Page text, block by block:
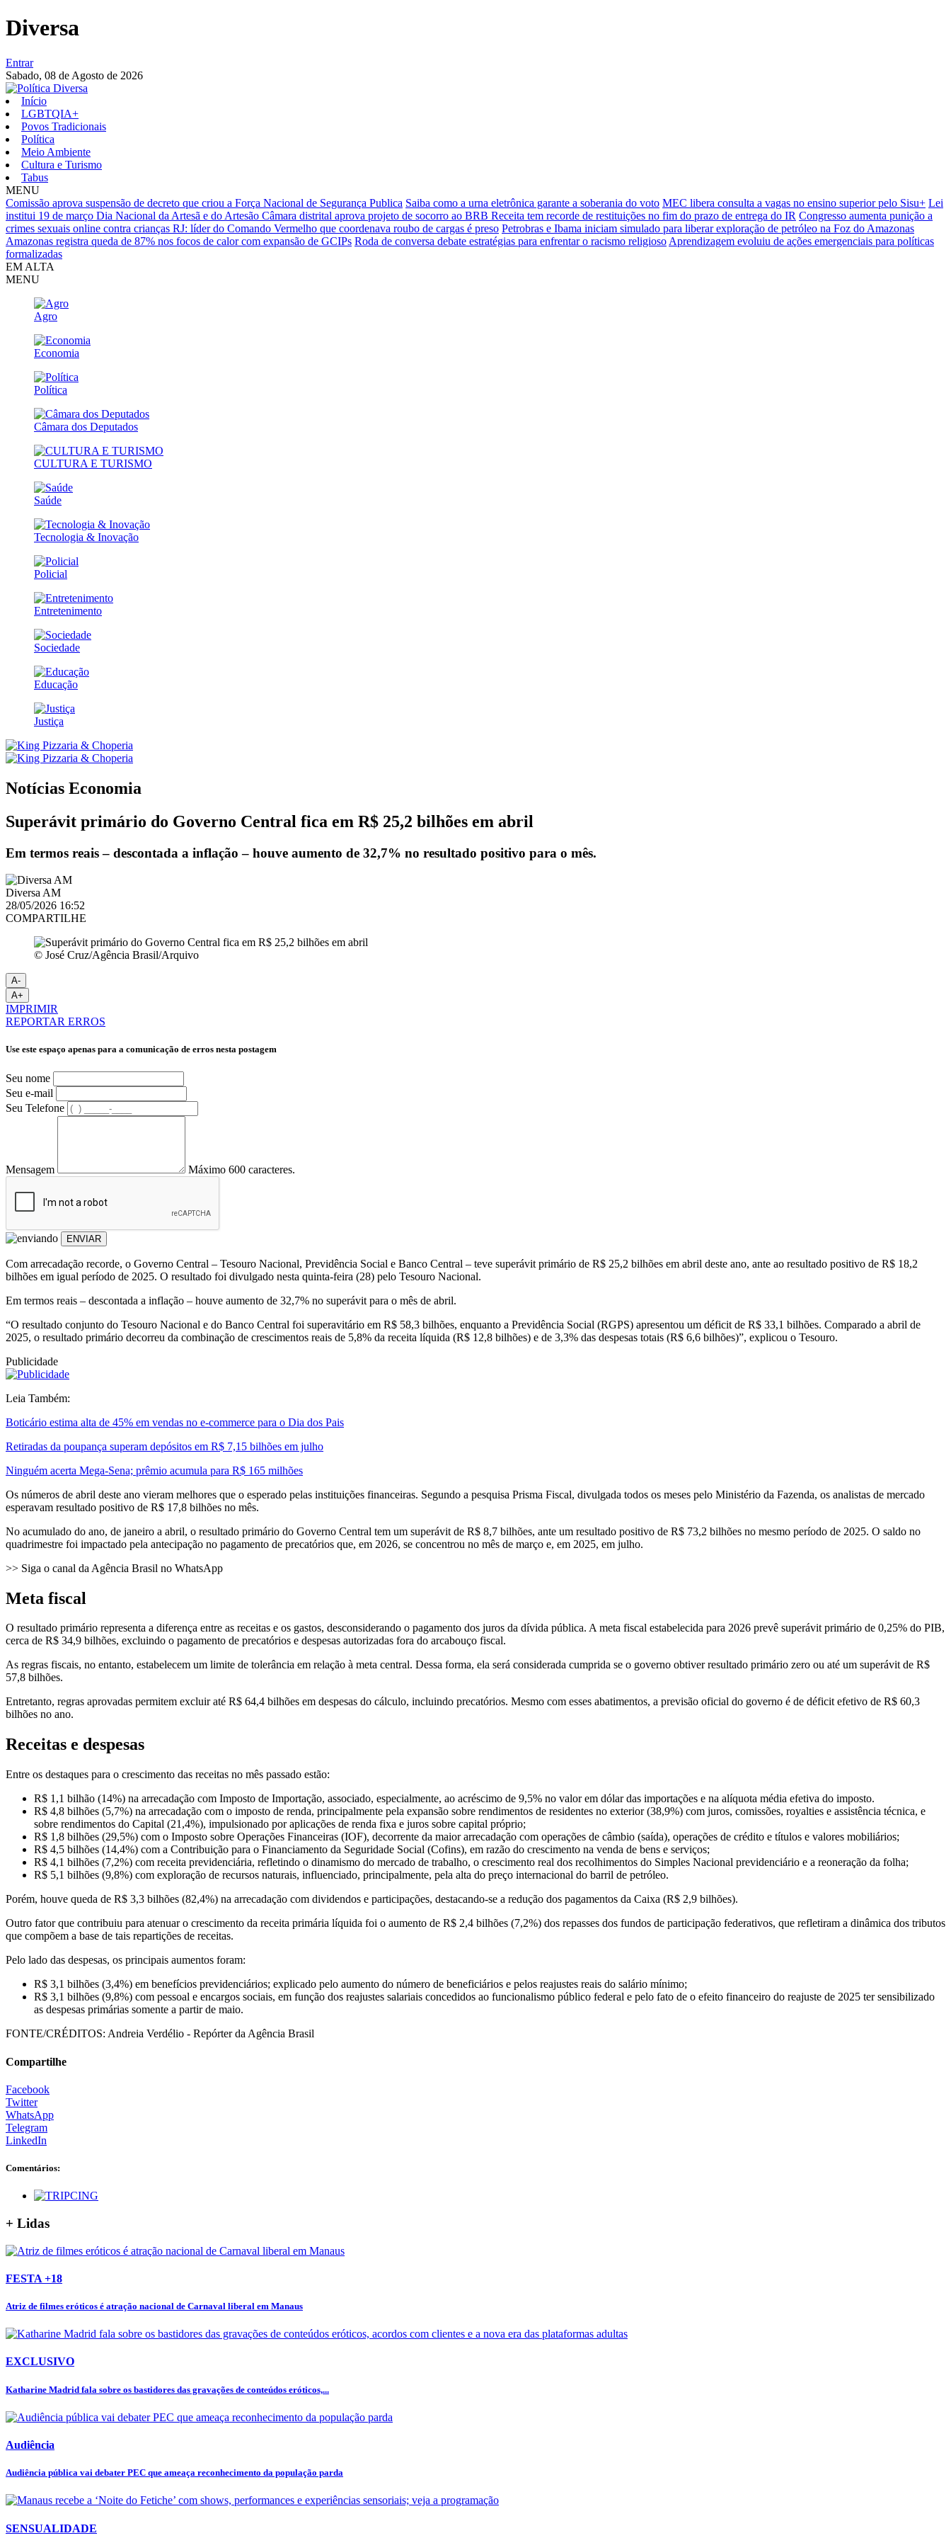
Diversa
Entrar
Sabado, 08 de Agosto de 2026
Início
LGBTQIA+
Povos Tradicionais
Política
Meio Ambiente
Cultura e Turismo
Tabus
MENU
Comissão aprova suspensão de decreto que criou a Força Nacional de Segurança Publica Saiba como a urna eletrônica garante a soberania do voto MEC libera consulta a vagas no ensino superior pelo Sisu+ Lei
institui 19 de março Dia Nacional da Artesã e do Artesão Câmara distrital aprova projeto de socorro ao BRB Receita tem recorde de restituições no fim do prazo de entrega do IR Congresso aumenta punição a
crimes sexuais online contra crianças RJ: líder do Comando Vermelho que coordenava roubo de cargas é preso Petrobras e Ibama iniciam simulado para liberar exploração de petróleo na Foz do Amazonas
Amazonas registra queda de 87% nos focos de calor com expansão de GCIPs Roda de conversa debate estratégias para enfrentar o racismo religioso Aprendizagem evoluiu de ações emergenciais para políticas
formalizadas
EM ALTA
MENU
Agro
Economia
Política
Câmara dos Deputados
CULTURA E TURISMO
Saúde
Tecnologia & Inovação
Policial
Entretenimento
Sociedade
Educação
Justiça
Notícias Economia
Superávit primário do Governo Central fica em R$ 25,2 bilhões em abril
Em termos reais – descontada a inflação – houve aumento de 32,7% no resultado positivo para o mês.
Diversa AM
28/05/2026 16:52
COMPARTILHE
© José Cruz/Agência Brasil/Arquivo
A-
A+
IMPRIMIR
REPORTAR ERROS
Use este espaço apenas para a comunicação de erros nesta postagem
Seu nome
Seu e-mail
Seu Telefone
Mensagem Máximo 600 caracteres.
ENVIAR
Com arrecadação recorde, o Governo Central – Tesouro Nacional, Previdência Social e Banco Central – teve superávit primário de R$ 25,2 bilhões em abril deste ano, ante ao resultado positivo de R$ 18,2
bilhões em igual período de 2025. O resultado foi divulgado nesta quinta-feira (28) pelo Tesouro Nacional.
Em termos reais – descontada a inflação – houve aumento de 32,7% no superávit para o mês de abril.
“O resultado conjunto do Tesouro Nacional e do Banco Central foi superavitário em R$ 58,3 bilhões, enquanto a Previdência Social (RGPS) apresentou um déficit de R$ 33,1 bilhões. Comparado a abril de
2025, o resultado primário decorreu da combinação de crescimentos reais de 5,8% da receita líquida (R$ 12,8 bilhões) e de 3,3% das despesas totais (R$ 6,6 bilhões)”, explicou o Tesouro.
Publicidade
Leia Também:
Boticário estima alta de 45% em vendas no e-commerce para o Dia dos Pais
Retiradas da poupança superam depósitos em R$ 7,15 bilhões em julho
Ninguém acerta Mega-Sena; prêmio acumula para R$ 165 milhões
Os números de abril deste ano vieram melhores que o esperado pelas instituições financeiras. Segundo a pesquisa Prisma Fiscal, divulgada todos os meses pelo Ministério da Fazenda, os analistas de mercado
esperavam resultado positivo de R$ 17,8 bilhões no mês.
No acumulado do ano, de janeiro a abril, o resultado primário do Governo Central tem um superávit de R$ 8,7 bilhões, ante um resultado positivo de R$ 73,2 bilhões no mesmo período de 2025. O saldo no
quadrimestre foi impactado pela antecipação no pagamento de precatórios que, em 2026, se concentrou no mês de março e, em 2025, em julho.
>> Siga o canal da Agência Brasil no WhatsApp
Meta fiscal
O resultado primário representa a diferença entre as receitas e os gastos, desconsiderando o pagamento dos juros da dívida pública. A meta fiscal estabelecida para 2026 prevê superávit primário de 0,25% do PIB,
cerca de R$ 34,9 bilhões, excluindo o pagamento de precatórios e despesas autorizadas fora do arcabouço fiscal.
As regras fiscais, no entanto, estabelecem um limite de tolerância em relação à meta central. Dessa forma, ela será considerada cumprida se o governo obtiver resultado primário zero ou até um superávit de R$
57,8 bilhões.
Entretanto, regras aprovadas permitem excluir até R$ 64,4 bilhões em despesas do cálculo, incluindo precatórios. Mesmo com esses abatimentos, a previsão oficial do governo é de déficit efetivo de R$ 60,3
bilhões no ano.
Receitas e despesas
Entre os destaques para o crescimento das receitas no mês passado estão:
R$ 1,1 bilhão (14%) na arrecadação com Imposto de Importação, associado, especialmente, ao acréscimo de 9,5% no valor em dólar das importações e na alíquota média efetiva do imposto.
R$ 4,8 bilhões (5,7%) na arrecadação com o imposto de renda, principalmente pela expansão sobre rendimentos de residentes no exterior (38,9%) com juros, comissões, royalties e assistência técnica, e
sobre rendimentos do Capital (21,4%), impulsionado por aplicações de renda fixa e juros sobre capital próprio;
R$ 1,8 bilhões (29,5%) com o Imposto sobre Operações Financeiras (IOF), decorrente da maior arrecadação com operações de câmbio (saída), operações de crédito e títulos e valores mobiliários;
R$ 4,5 bilhões (14,4%) com a Contribuição para o Financiamento da Seguridade Social (Cofins), em razão do crescimento na venda de bens e serviços;
R$ 4,1 bilhões (7,2%) com receita previdenciária, refletindo o dinamismo do mercado de trabalho, o crescimento real dos recolhimentos do Simples Nacional previdenciário e a reoneração da folha;
R$ 5,1 bilhões (9,8%) com exploração de recursos naturais, influenciado, principalmente, pela alta do preço internacional do barril de petróleo.
Porém, houve queda de R$ 3,3 bilhões (82,4%) na arrecadação com dividendos e participações, destacando-se a redução dos pagamentos da Caixa (R$ 2,9 bilhões).
Outro fator que contribuiu para atenuar o crescimento da receita primária líquida foi o aumento de R$ 2,4 bilhões (7,2%) dos repasses dos fundos de participação federativos, que refletiram a dinâmica dos tributos
que compõem a base de tais repartições de receitas.
Pelo lado das despesas, os principais aumentos foram:
R$ 3,1 bilhões (3,4%) em benefícios previdenciários; explicado pelo aumento do número de beneficiários e pelos reajustes reais do salário mínimo;
R$ 3,1 bilhões (9,8%) com pessoal e encargos sociais, em função dos reajustes salariais concedidos ao funcionalismo público federal e pelo fato de o efeito financeiro do reajuste de 2025 ter sensibilizado
as despesas primárias somente a partir de maio.
FONTE/CRÉDITOS: Andreia Verdélio - Repórter da Agência Brasil
Compartilhe
Facebook
Twitter
WhatsApp
Telegram
LinkedIn
Comentários:
+ Lidas
FESTA +18
Atriz de filmes eróticos é atração nacional de Carnaval liberal em Manaus
EXCLUSIVO
Katharine Madrid fala sobre os bastidores das gravações de conteúdos eróticos,...
Audiência
Audiência pública vai debater PEC que ameaça reconhecimento da população parda
SENSUALIDADE